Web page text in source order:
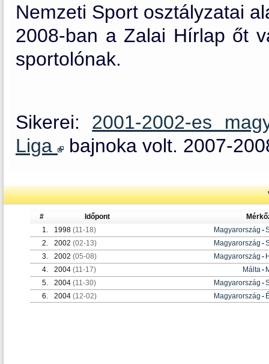
Nemzeti Sport osztályzatai
2008-ban a Zalai Hírlap őt
sportolónak.
Sikerei: 2001-2002-es
Liga
bajnoka volt. 2007-
# Időpont
1.
1998 (11-18) Magyarország -
2.
2002 (02-13) Magyarország -
3.
2002 (05-08) Magyarország -
4.
2004 (11-17) Málta-
5.
2004 (11-30) Magyarország -
6.
2004 (12-02) Magyarország -